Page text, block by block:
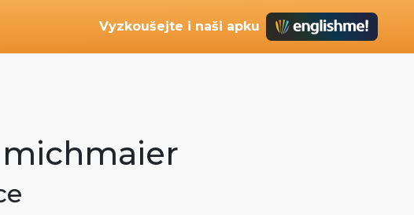
Vyzkoušejte i naši apku